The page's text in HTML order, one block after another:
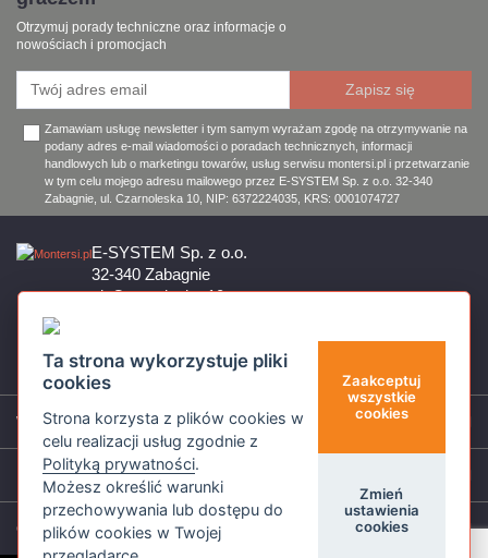
Otrzymuj porady techniczne oraz informacje o
nowościach i promocjach
Zamawiam usługę newsletter i tym samym wyrażam zgodę na otrzymywanie na
podany adres e-mail wiadomości o poradach technicznych, informacji
handlowych lub o marketingu towarów, usług serwisu montersi.pl i przetwarzanie
w tym celu mojego adresu mailowego przez E-SYSTEM Sp. z o.o. 32-340
Zabagnie, ul. Czarnoleska 10, NIP: 6372224035, KRS: 0001074727
E-SYSTEM Sp. z o.o.
32-340 Zabagnie
ul. Czarnoleska 10
sklep@montersi.pl
Wsparcie
Informacje
O nas
Ta strona wykorzystuje pliki
cookies
Strona korzysta z plików cookies w
celu realizacji usług zgodnie z
Polityką prywatności.
Możesz określić warunki
przechowywania lub dostępu do
plików cookies w Twojej
Zaakceptuj
wszystkie
cookies
Zmień
ustawienia
cookies